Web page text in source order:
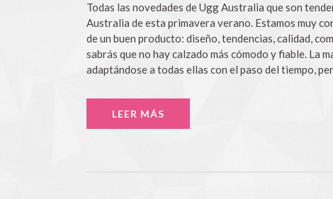
Todas las novedades de Ugg Australia que son
Australia de esta primavera verano. Estamos muy
de un buen producto: diseño, tendencias, calidad,
sabrás que no hay calzado más cómodo y fiable. La
adaptándose a todas ellas con el paso del tiempo,
LEER MÁS